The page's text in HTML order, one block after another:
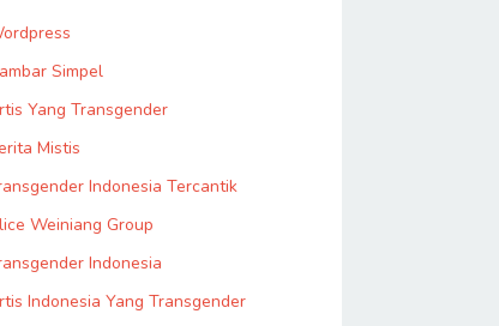
Simpel
Yang Transgender
Mistis
Indonesia Tercantik
Weiniang Group
Indonesia
Indonesia Yang Transgender